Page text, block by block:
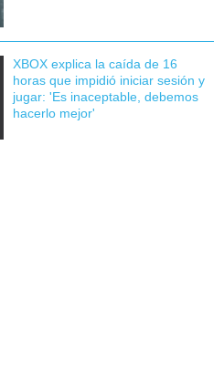
XBOX explica la caída de 16
horas que impidió iniciar sesión y
jugar: 'Es inaceptable, debemos
hacerlo mejor'